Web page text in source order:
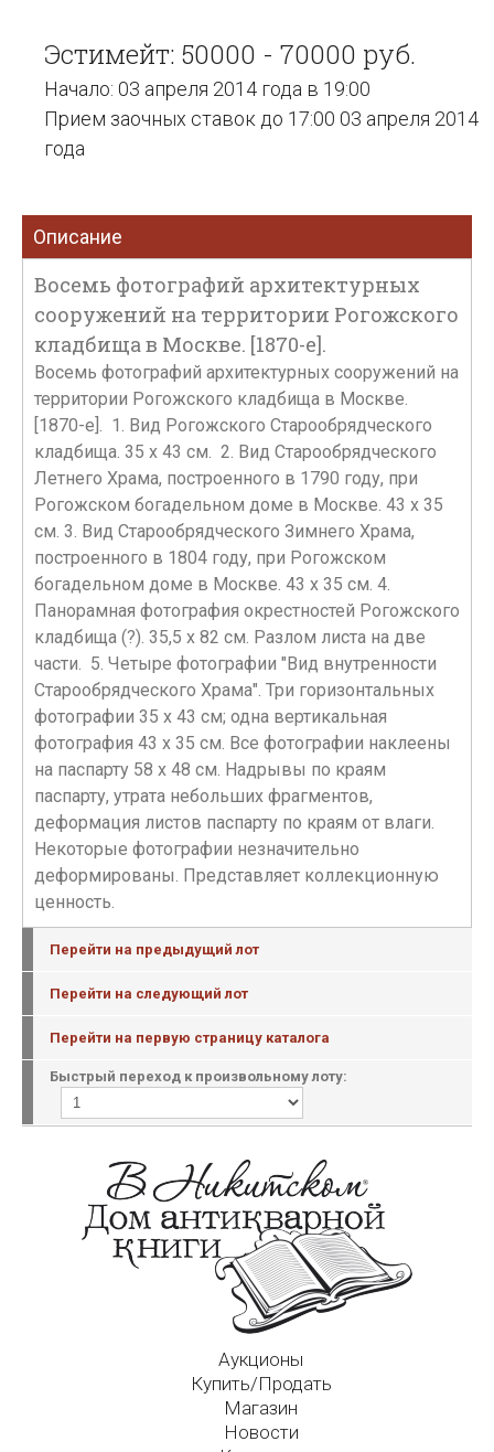
Эстимейт: 50000 - 70000 руб.
Начало: 03 апреля 2014 года в 19:00
Прием заочных ставок до 17:00 03 апреля 2014
года
Описание
Восемь фотографий архитектурных
сооружений на территории Рогожского
кладбища в Москве. [1870-е].
Восемь фотографий архитектурных сооружений на
территории Рогожского кладбища в Москве.
[1870-е]. 1. Вид Рогожского Старообрядческого
кладбища. 35 х 43 см. 2. Вид Старообрядческого
Летнего Храма, построенного в 1790 году, при
Рогожском богадельном доме в Москве. 43 х 35
см. 3. Вид Старообрядческого Зимнего Храма,
построенного в 1804 году, при Рогожском
богадельном доме в Москве. 43 х 35 см. 4.
Панорамная фотография окрестностей Рогожского
кладбища (?). 35,5 х 82 см. Разлом листа на две
части. 5. Четыре фотографии "Вид внутренности
Старообрядческого Храма". Три горизонтальных
фотографии 35 х 43 см; одна вертикальная
фотография 43 х 35 см. Все фотографии наклеены
на паспарту 58 х 48 см. Надрывы по краям
паспарту, утрата небольших фрагментов,
деформация листов паспарту по краям от влаги.
Некоторые фотографии незначительно
деформированы. Представляет коллекционную
ценность.
Перейти на предыдущий лот
Перейти на следующий лот
Перейти на первую страницу каталога
Быстрый переход к произвольному лоту:
Аукционы
Купить/Продать
Магазин
Новости